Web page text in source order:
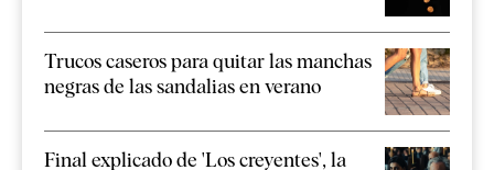
Trucos caseros para quitar las manchas
negras de las sandalias en verano
Final explicado de 'Los creyentes', la